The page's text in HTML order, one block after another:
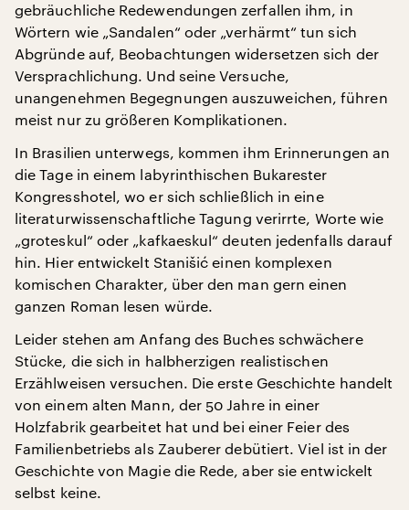
gebräuchliche Redewendungen zerfallen ihm, in
Wörtern wie „Sandalen“ oder „verhärmt“ tun sich
Abgründe auf, Beobachtungen widersetzen sich der
Versprachlichung. Und seine Versuche,
unangenehmen Begegnungen auszuweichen, führen
meist nur zu größeren Komplikationen.
In Brasilien unterwegs, kommen ihm Erinnerungen an
die Tage in einem labyrinthischen Bukarester
Kongresshotel, wo er sich schließlich in eine
literaturwissenschaftliche Tagung verirrte, Worte wie
„groteskul“ oder „kafkaeskul“ deuten jedenfalls darauf
hin. Hier entwickelt Stanišić einen komplexen
komischen Charakter, über den man gern einen
ganzen Roman lesen würde.
Leider stehen am Anfang des Buches schwächere
Stücke, die sich in halbherzigen realistischen
Erzählweisen versuchen. Die erste Geschichte handelt
von einem alten Mann, der 50 Jahre in einer
Holzfabrik gearbeitet hat und bei einer Feier des
Familienbetriebs als Zauberer debütiert. Viel ist in der
Geschichte von Magie die Rede, aber sie entwickelt
selbst keine.